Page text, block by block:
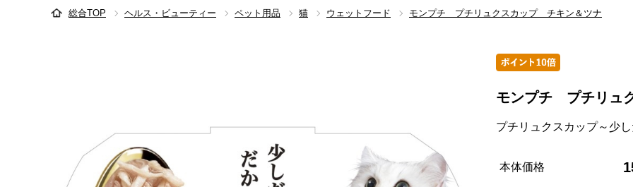
総合TOP ヘルス・ビューティー ペット用品 猫 ウェットフード モンプチ プチリュクスカップ チキン＆ツナ
モンプチ プチリュ
プチリュクスカップ～少
本体価格